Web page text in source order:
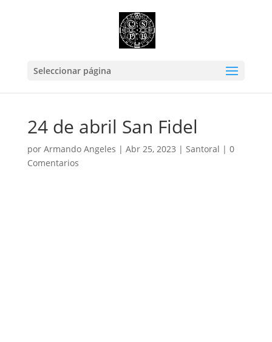
Seleccionar página
24 de abril San Fidel
por Armando Angeles | Abr 25, 2023 | Santoral | 0
Comentarios